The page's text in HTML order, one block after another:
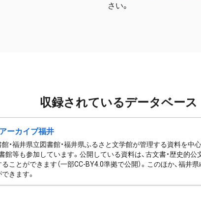
さい。
収録されているデータベース
ーカイブ福井
・福井県立図書館・福井県ふるさと文学館が管理する資料を中
館等も参加しています。公開している資料は、古文書・歴史的公
ことができます（一部CC-BY4.0準拠で公開）。このほか、福井
きます。